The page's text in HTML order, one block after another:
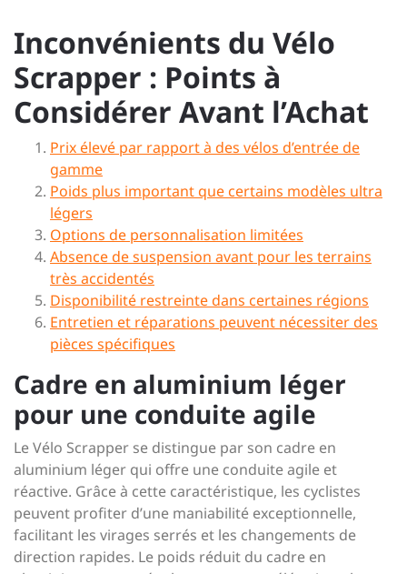
Inconvénients du Vélo
Scrapper : Points à
Considérer Avant l’Achat
Prix élevé par rapport à des vélos d’entrée de
gamme
Poids plus important que certains modèles ultra
légers
Options de personnalisation limitées
Absence de suspension avant pour les terrains
très accidentés
Disponibilité restreinte dans certaines régions
Entretien et réparations peuvent nécessiter des
pièces spécifiques
Cadre en aluminium léger
pour une conduite agile
Le Vélo Scrapper se distingue par son cadre en
aluminium léger qui offre une conduite agile et
réactive. Grâce à cette caractéristique, les cyclistes
peuvent profiter d’une maniabilité exceptionnelle,
facilitant les virages serrés et les changements de
direction rapides. Le poids réduit du cadre en